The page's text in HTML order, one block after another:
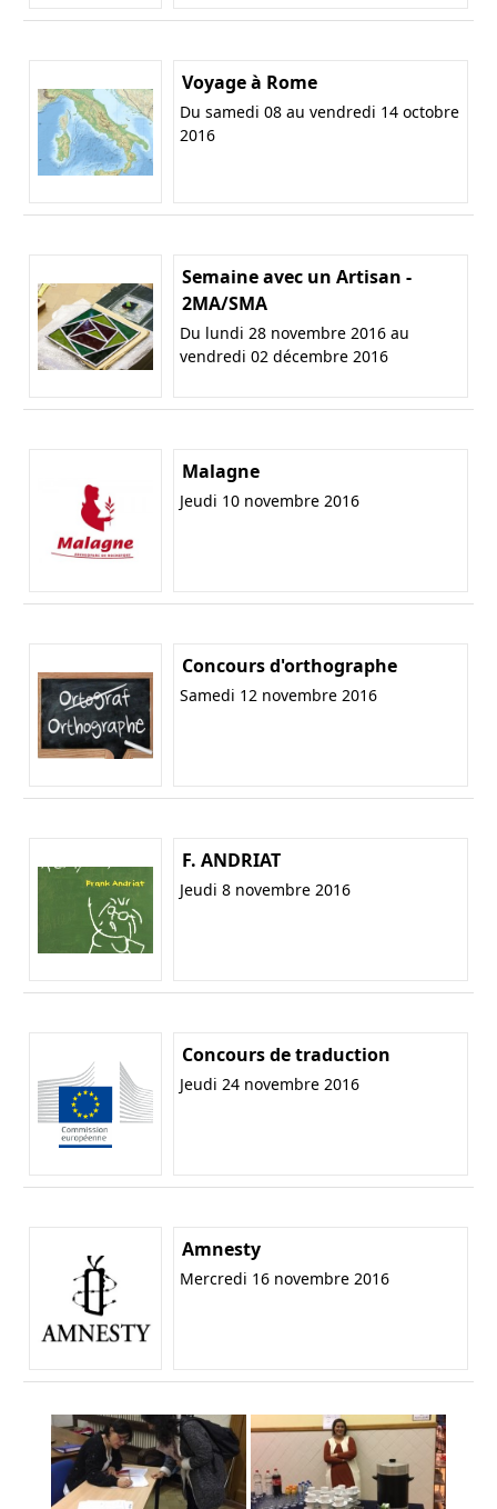
Voyage à Rome
Du samedi 08 au vendredi 14 octobre
2016
Semaine avec un Artisan -
2MA/SMA
Du lundi 28 novembre 2016 au
vendredi 02 décembre 2016
Malagne
Jeudi 10 novembre 2016
Concours d'orthographe
Samedi 12 novembre 2016
F. ANDRIAT
Jeudi 8 novembre 2016
Concours de traduction
Jeudi 24 novembre 2016
Amnesty
Mercredi 16 novembre 2016